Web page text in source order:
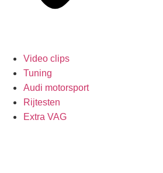
Video clips
Tuning
Audi motorsport
Rijtesten
Extra VAG